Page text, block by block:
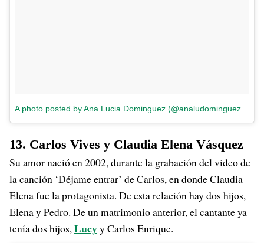
13. Carlos Vives y Claudia Elena Vásquez
Su amor nació en 2002, durante la grabación del video de
la canción ‘Déjame entrar’ de Carlos, en donde Claudia
Elena fue la protagonista. De esta relación hay dos hijos,
Elena y Pedro. De un matrimonio anterior, el cantante ya
tenía dos hijos,Lucyy Carlos Enrique.